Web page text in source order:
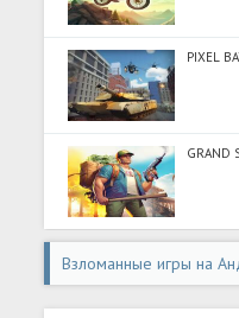
PIXEL
GRAND
Взломанные игры на
Car 5 - Арена битвы